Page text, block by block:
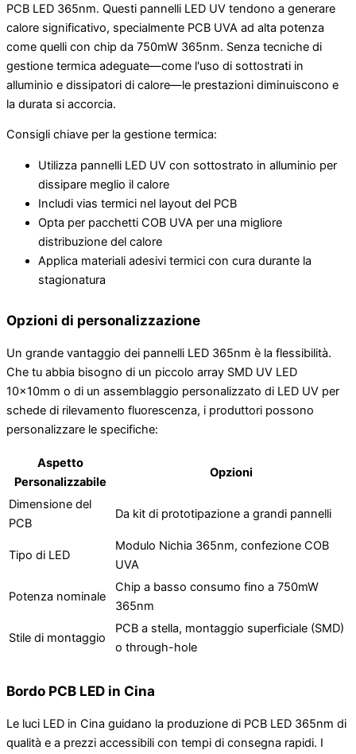
PCB LED 365nm. Questi pannelli LED UV tendono a generare
calore significativo, specialmente PCB UVA ad alta potenza
come quelli con chip da 750mW 365nm. Senza tecniche di
gestione termica adeguate—come l'uso di sottostrati in
alluminio e dissipatori di calore—le prestazioni diminuiscono e
la durata si accorcia.
Consigli chiave per la gestione termica:
Utilizza pannelli LED UV con sottostrato in alluminio per
dissipare meglio il calore
Includi vias termici nel layout del PCB
Opta per pacchetti COB UVA per una migliore
distribuzione del calore
Applica materiali adesivi termici con cura durante la
stagionatura
Opzioni di personalizzazione
Un grande vantaggio dei pannelli LED 365nm è la flessibilità.
Che tu abbia bisogno di un piccolo array SMD UV LED
10x10mm o di un assemblaggio personalizzato di LED UV per
schede di rilevamento fluorescenza, i produttori possono
personalizzare le specifiche:
Aspetto
Personalizzabile
Opzioni
Dimensione del
PCB
Da kit di prototipazione a grandi pannelli
Tipo di LED
Modulo Nichia 365nm, confezione COB
UVA
Potenza nominale
Chip a basso consumo fino a 750mW
365nm
Stile di montaggio
PCB a stella, montaggio superficiale (SMD)
o through-hole
Bordo PCB LED in Cina
Le luci LED in Cina guidano la produzione di PCB LED 365nm di
qualità e a prezzi accessibili con tempi di consegna rapidi. I